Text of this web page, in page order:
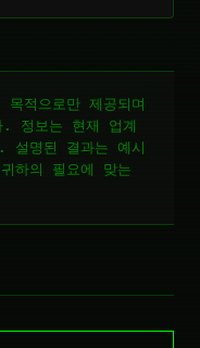
적으로만 제공되며
. 정보는 현재 업계
설명된 결과는 예시
하의 필요에 맞는